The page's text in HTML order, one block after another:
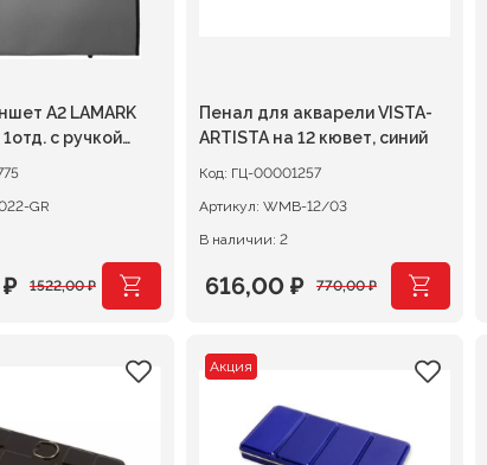
А2 LAMARK
GR
1522,00₽
₽
Пенал для акварели VISTA-
ARTISTA на 12 кювет, синий
Код: ГЦ-00001257
Артикул: WMB-12/03
В наличии: 2
770,00₽
Первоначальная
составляла
770,00 ₽.
616,00 ₽
Текущая
616,00 ₽.
Акция